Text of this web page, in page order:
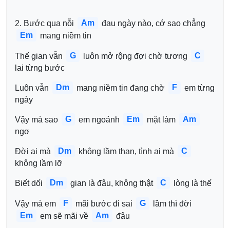
2. Bước qua nỗi Am
đau ngày nào, cớ sao chẳng
Em
mang niềm tin
Thế gian vẫn G luôn mở rộng đợi chờ tương
C
lai từng bước
Luôn vẫn Dm mang niềm tin đang chờ F
em từng
ngày
Vậy mà sao G em ngoảnh Em mặt làm
Am
ngơ
Đời ai mà Dm không lầm than, tình ai mà
C
không lầm lỡ
Biết dối Dm gian là đâu, không thật C lòng là thế
Vậy mà em F mãi bước đi sai G
lầm thì đời
Em
em sẽ mãi về Am đâu